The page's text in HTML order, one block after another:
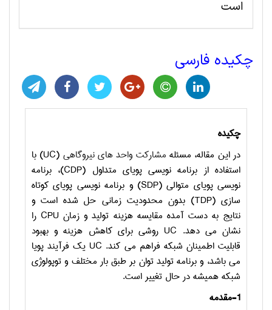
است
چکیده فارسی
چکیده
در این مقاله، مسئله مشارکت واحد های نیروگاهی (UC) با
استفاده از برنامه نویسی پویای متداول (CDP)، برنامه
نویسی پویای متوالی(SDP) و برنامه نویسی پویای کوتاه
سازی(TDP) بدون محدودیت زمانی حل شده است و
نتایج به دست آمده مقایسه هزینه تولید و زمان CPU را
نشان می دهد. UC روشی برای کاهش هزینه و بهبود
قابلیت اطمینان شبکه فراهم می کند. UC یک فرآیند پویا
می باشد، و برنامه تولید توان بر طبق بار مختلف و توپولوژی
شبکه همیشه در حال تغییر است.
1-مقدمه